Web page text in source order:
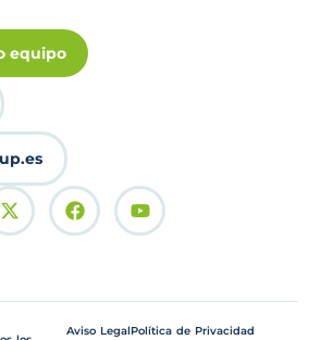
equipo
Aviso LegalPolítica de Privacidad